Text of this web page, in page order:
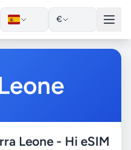
€
Leone - Hi eSIM